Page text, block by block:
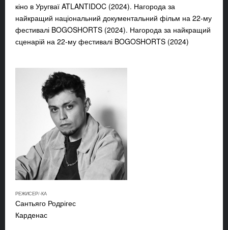
кіно в Уругваї ATLANTIDOC (2024). Нагорода за
найкращий національний документальний фільм на 22-му
фестивалі BOGOSHORTS (2024). Нагорода за найкращий
сценарій на 22-му фестивалі BOGOSHORTS (2024)
РЕЖИСЕР/-КА
Сантьяго Родрігес
Карденас